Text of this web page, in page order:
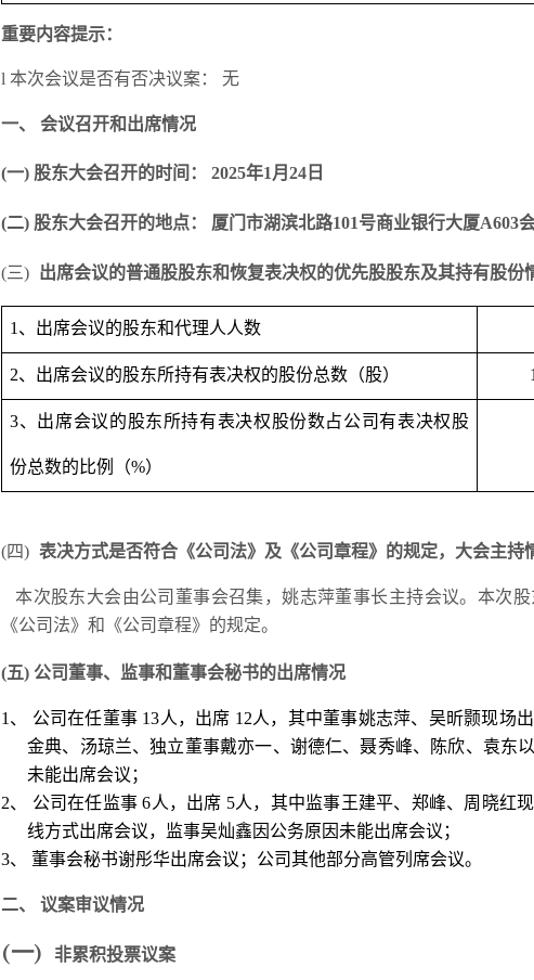
重要内容提示：
l 本次会议是否有否决议案： 无
一、 会议召开和出席情况
(一) 股东大会召开的时间： 2025年1月24日
(二) 股东大会召开的地点： 厦门市湖滨北路101号商业银行大厦A603
(三) 出席会议的普通股股东和恢复表决权的优先股股东及其持有股份
1 、出席会议的股东和代理人人数
2、出席会议的股东所持有表决权的股份总数（股）
3、出席会议的股东所持有表决权股份数占公司有表决权股
份总数的比例（%）
(四) 表决方式是否符合《公司法》及《公司章程》的规定，大会主持
本次股东大会由公司董事会召集，姚志萍董事长主持会议。本次
《公司法》和《公司章程》的规定。
(五) 公司董事、监事和董事会秘书的出席情况
1、 公司在任董事 13人，出席 12人，其中董事姚志萍、吴昕颢现场
金典、汤琼兰、独立董事戴亦一、谢德仁、聂秀峰、陈欣、袁东
未能出席会议；
2、
公司在任监事 6人，出席 5人，其中监事王建平、郑峰、周晓红
线方式出席会议，监事吴灿鑫因公务原因未能出席会议；
3、
董事会秘书谢彤华出席会议；公司其他部分高管列席会议。
二、 议案审议情况
(一) 非累积投票议案